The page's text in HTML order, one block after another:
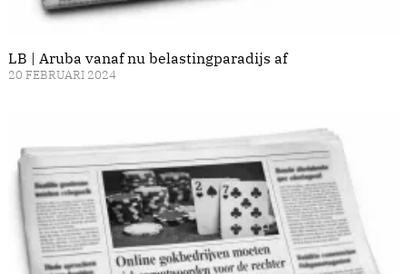
LB | Aruba vanaf nu belastingparadijs af
20 FEBRUARI 2024